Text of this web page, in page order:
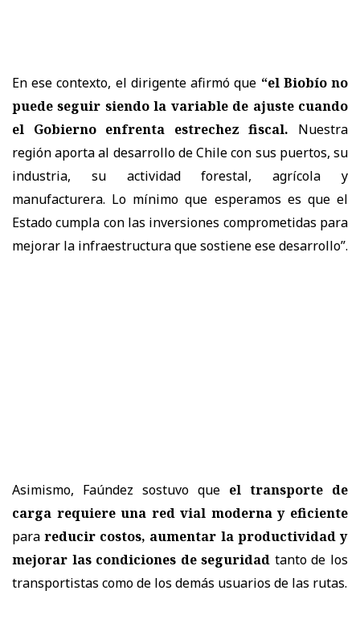
En ese contexto, el dirigente afirmó que “el Biobío no
puede seguir siendo la variable de ajuste cuando
el Gobierno enfrenta estrechez fiscal. Nuestra
región aporta al desarrollo de Chile con sus puertos, su
industria, su actividad forestal, agrícola y
manufacturera. Lo mínimo que esperamos es que el
Estado cumpla con las inversiones comprometidas para
mejorar la infraestructura que sostiene ese desarrollo”.
Asimismo, Faúndez sostuvo que el transporte de
carga requiere una red vial moderna y eficiente
parareducir costos, aumentar la productividad y
mejorar las condiciones de seguridad tanto de los
transportistas como de los demás usuarios de las rutas.